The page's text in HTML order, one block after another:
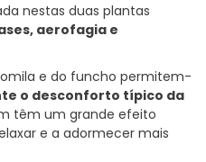
nestas duas plantas
aerofagia e
e do funcho permitem-
o desconforto típico da
têm um grande efeito
e a adormecer mais